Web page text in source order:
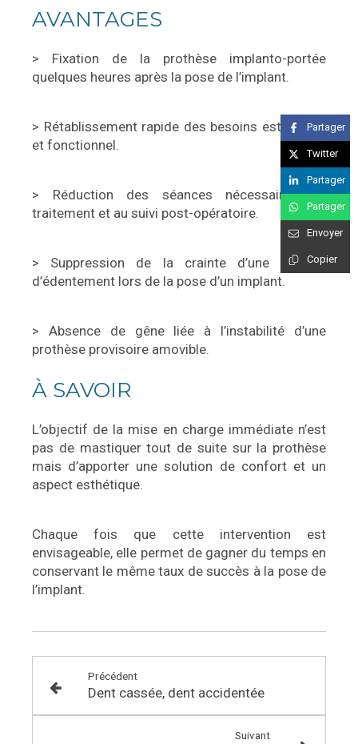
AVANTAGES
> Fixation de la prothèse implanto-portée
quelques heures après la pose de l’implant.
> Rétablissement rapide des besoins esthétique
et fonctionnel.
> Réduction des séances nécessaires au
traitement et au suivi post-opératoire.
> Suppression de la crainte d’une période
d’édentement lors de la pose d’un implant.
> Absence de gêne liée à l’instabilité d’une
prothèse provisoire amovible.
À SAVOIR
L’objectif de la mise en charge immédiate n’est
pas de mastiquer tout de suite sur la prothèse
mais d’apporter une solution de confort et un
aspect esthétique.
Chaque fois que cette intervention est
envisageable, elle permet de gagner du temps en
conservant le même taux de succès à la pose de
l’implant.
Précédent
Dent cassée, dent accidentée
Suivant
Partager
Twitter
Partager
Partager
Envoyer
Copier